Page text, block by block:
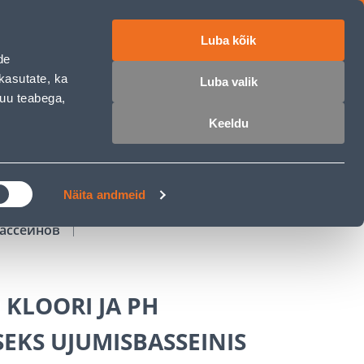
ka
teabega,
Näita andmeid
Luba kõik
Luba valik
Keeldu
JA PH
UJUMISBASSEINIS